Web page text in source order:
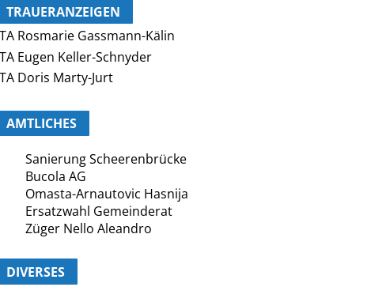
Zug schleift Frau mit Kinderwagen
in Tschechien 45 Meter mit